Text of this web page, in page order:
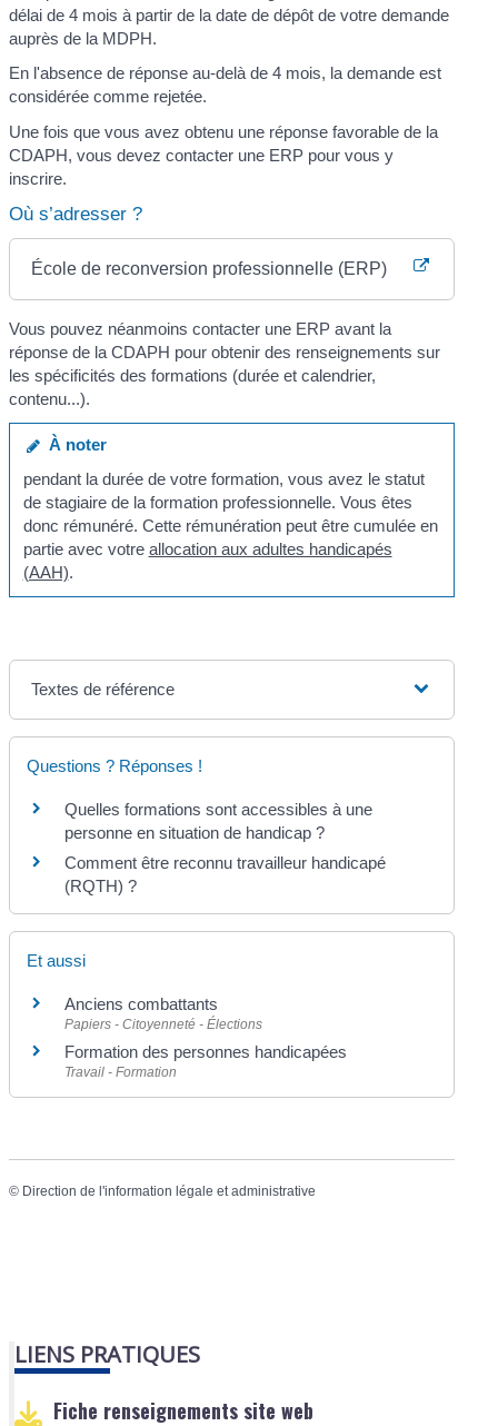
délai de 4 mois à partir de la date de dépôt de votre demande
auprès de la MDPH.
En l'absence de réponse au-delà de 4 mois, la demande est
considérée comme rejetée.
Une fois que vous avez obtenu une réponse favorable de la
CDAPH, vous devez contacter une ERP pour vous y
inscrire.
Où s’adresser ?
École de reconversion professionnelle (ERP)
Vous pouvez néanmoins contacter une ERP avant la
réponse de la CDAPH pour obtenir des renseignements sur
les spécificités des formations (durée et calendrier,
contenu...).
À noter
pendant la durée de votre formation, vous avez le statut
de stagiaire de la formation professionnelle. Vous êtes
donc rémunéré. Cette rémunération peut être cumulée en
partie avec votre allocation aux adultes handicapés
(AAH).
Textes de référence
Questions ? Réponses !
Quelles formations sont accessibles à une
personne en situation de handicap ?
Comment être reconnu travailleur handicapé
(RQTH) ?
Et aussi
Anciens combattants
Papiers - Citoyenneté - Élections
Formation des personnes handicapées
Travail - Formation
© Direction de l'information légale et administrative
LIENS PRATIQUES
Fiche renseignements site web